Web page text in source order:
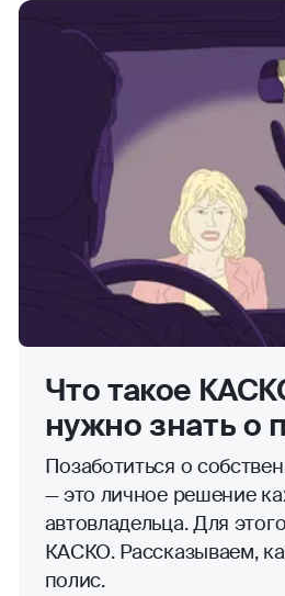
Что такое
нужно знать о
Позаботиться о
— это личное решение
автовладельца. Для
КАСКО. Рассказываем,
полис.